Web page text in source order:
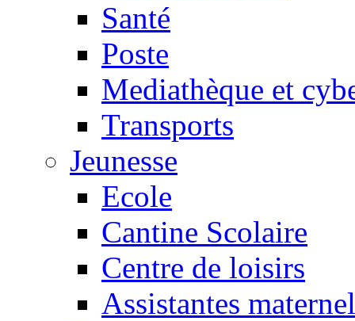
Santé
Poste
Mediathèque et
Transports
Jeunesse
Ecole
Cantine Scolaire
Centre de loisirs
Assistantes